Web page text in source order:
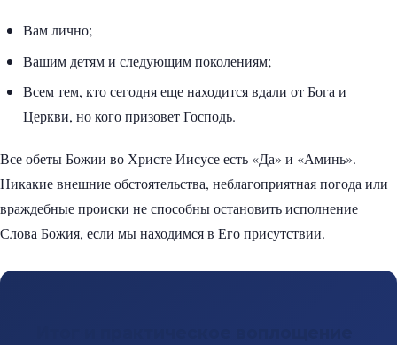
Вам лично;
Вашим детям и следующим поколениям;
Всем тем, кто сегодня еще находится вдали от Бога и
Церкви, но кого призовет Господь.
Все обеты Божии во Христе Иисусе есть «Да» и «Аминь».
Никакие внешние обстоятельства, неблагоприятная погода или
враждебные происки не способны остановить исполнение
Слова Божия, если мы находимся в Его присутствии.